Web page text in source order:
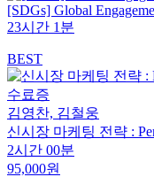
[SDGs] Global
23시간 1분
BEST
수료증
김영찬, 김철웅
신시장 마케팅 전략 :
2시간 00분
95,000원